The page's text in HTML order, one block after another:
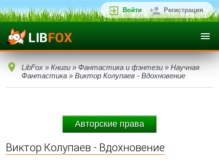
Войти Регистрация
LibFox » Книги » Фантастика и фэнтези » Научная
Фантастика » Виктор Колупаев - Вдохновение
Авторские права
Виктор Колупаев - Вдохновение